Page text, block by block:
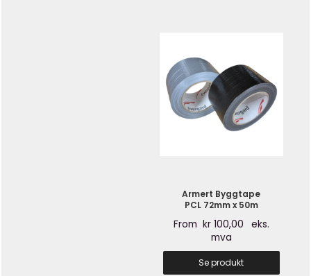
Armert Byggtape
PCL 72mm x 50m
From kr100,00
eks.
mva
Se produkt